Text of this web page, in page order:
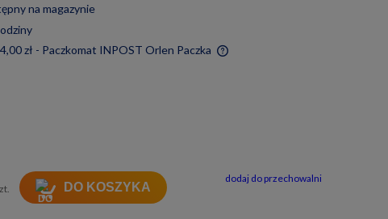
na magazynie
zł - Paczkomat INPOST Orlen Paczka
DO KOSZYKA
dodaj do przechowalni